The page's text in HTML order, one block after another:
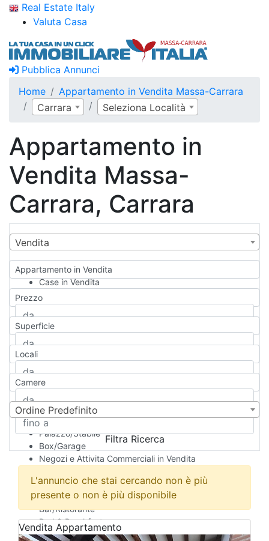
Real Estate Italy
Valuta Casa
Pubblica Annunci
Home
Appartamento in Vendita Massa-Carrara
Carrara
Seleziona Località
Appartamento in
Vendita Massa-
Carrara, Carrara
Vendita
Appartamento in Vendita
Case in Vendita
Qualsiasi
Appartamento
Casa indipendente
Casa Semi-indipendente
Attico/Mansarda
Rustico/Casale
Camera d'Albergo
Multiproprietà
Palazzo/Stabile
Box/Garage
Negozi e Attivita Commerciali in Vendita
Attività/Licenza Commerciale
Azienda Agricola
Bar/Ristorante
Bed & Breakfast
Albergo
Prezzo
Superficie
Locali
Camere
Ordine Predefinito
Filtra Ricerca
L'annuncio che stai cercando non è più
presente o non è più disponibile
Vendita Appartamento